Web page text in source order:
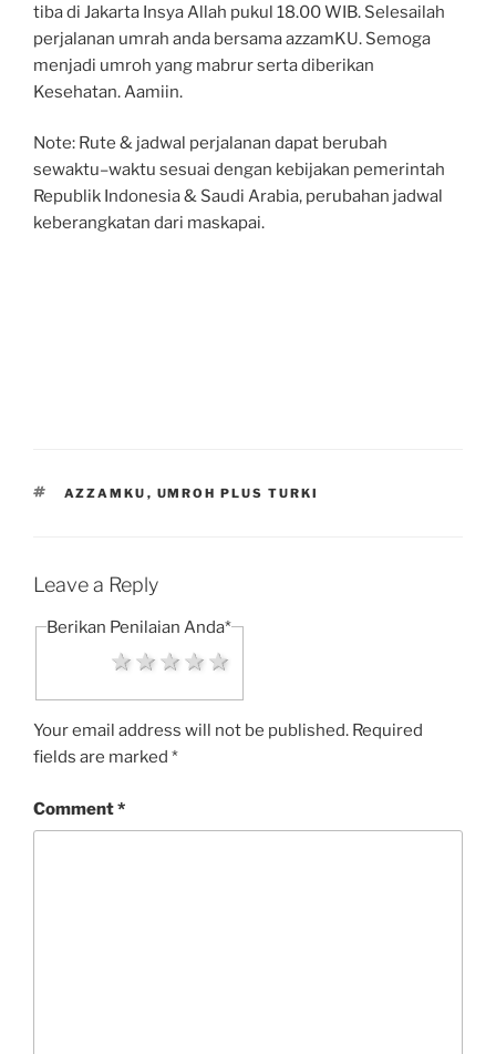
tiba di Jakarta Insya Allah pukul 18.00 WIB. Selesailah
perjalanan umrah anda bersamaazzamKU. Semoga
menjadi umroh yang mabrur serta diberikan
Kesehatan. Aamiin.
Note: Rute & jadwal perjalanan dapat berubah
sewaktu–waktu sesuai dengan kebijakan pemerintah
Republik Indonesia & Saudi Arabia, perubahan jadwal
keberangkatan dari maskapai.
TAGS
AZZAMKU , UMROH PLUS TURKI
Leave a Reply
Berikan Penilaian Anda*
4 stars
3 stars
2 stars
1 star
Your email address will not be published. Required
fields are marked *
Comment*